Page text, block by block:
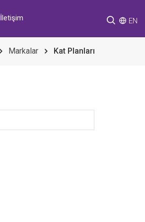
İletişim EN
Markalar Kat Planları